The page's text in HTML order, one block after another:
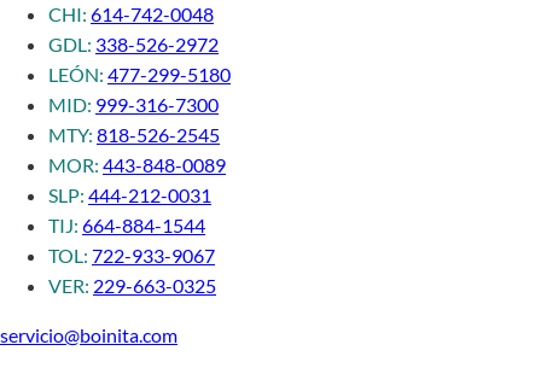
CHI: 614-742-0048
GDL: 338-526-2972
LEÓN: 477-299-5180
MID: 999-316-7300
MTY: 818-526-2545
MOR: 443-848-0089
SLP: 444-212-0031
TIJ: 664-884-1544
TOL: 722-933-9067
VER: 229-663-0325
servicio@boinita.com